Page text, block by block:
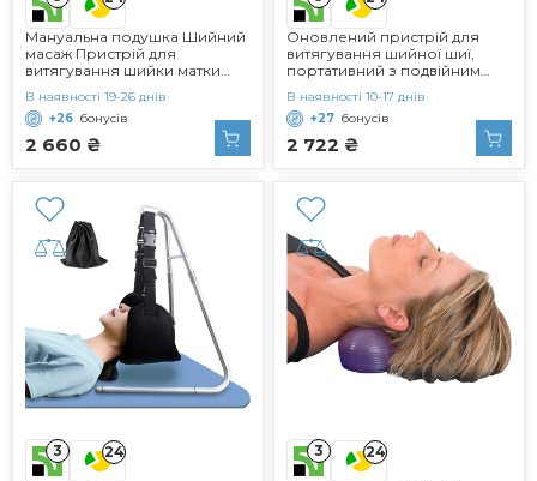
Мануальна подушка Шийний
масаж Пристрій для
витягування шийки матки
2 660 ₴
В наявності 19-26 днів
+26 бонусів
Оновлений пристрій для
витягування шийної шиї,
портативний з подвійним
2 722 ₴
В наявності 10-17 днів
+27 бонусів
3 24 3 24